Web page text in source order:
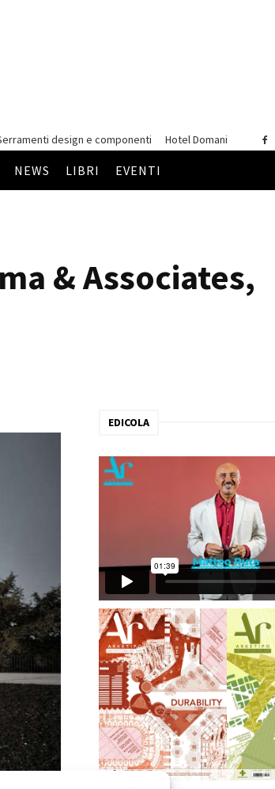
design e componenti Hotel Domani
NEWS LIBRI EVENTI
& Associates,
EDICOLA